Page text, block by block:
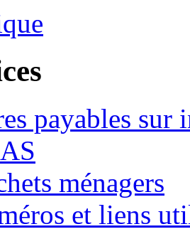
payables sur
ménagers
et liens